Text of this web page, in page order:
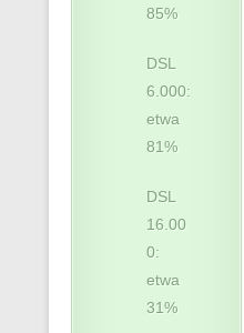
85%
DSL
6.000:
etwa
81%
DSL
16.00
0:
etwa
31%